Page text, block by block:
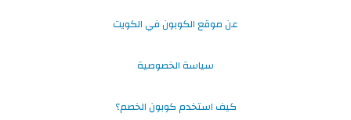
عن موقع الكوبون في الكويت
سياسة الخصوصية
كيف استخدم كوبون الخصم؟